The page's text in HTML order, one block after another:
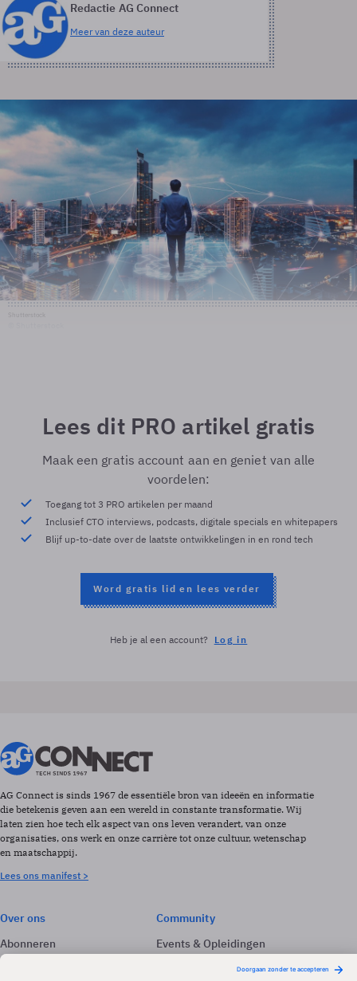
Redactie AG Connect
Meer van deze auteur
Lees dit PRO artikel gratis
Maak een gratis account aan en geniet van alle
voordelen:
Toegang tot 3 PRO artikelen per maand
Inclusief CTO interviews, podcasts, digitale specials en whitepapers
Blijf up-to-date over de laatste ontwikkelingen in en rond tech
Word gratis lid en lees verder
Heb je al een account? Log in
AG Connect is sinds 1967 de essentiële bron van ideeën en informatie
die betekenis geven aan een wereld in constante transformatie. Wij
laten zien hoe tech elk aspect van ons leven verandert, van onze
organisaties, ons werk en onze carrière tot onze cultuur, wetenschap
en maatschappij.
Lees ons manifest >
Over ons
Abonneren
Adverteren
Community
Events & Opleidingen